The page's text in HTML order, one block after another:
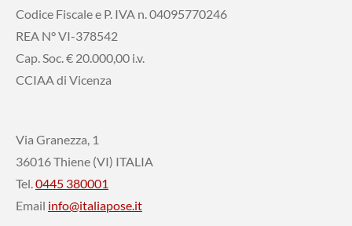
Codice Fiscale e P. IVA n. 04095770246
REA N° VI-378542
Cap. Soc. € 20.000,00 i.v.
CCIAA di Vicenza
Via Granezza, 1
36016 Thiene (VI) ITALIA
Tel. 0445 380001
Email info@italiapose.it